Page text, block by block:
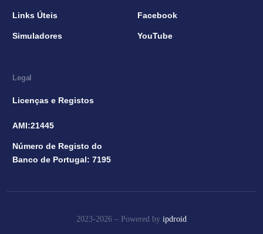
Links Úteis
Simuladores
Facebook
YouTube
Legal
Licenças e Registos
AMI:21445
Número de Registo do
Banco de Portugal: 7195
2023-2026 – Powered by ipdroid